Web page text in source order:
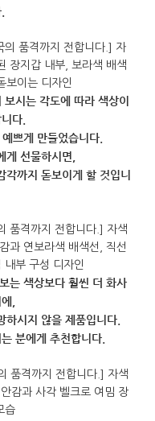
시는 각도에 따라 색상이
다.
쁘게 만들었습니다.
선물하시면,
까지 돋보이게 할 것입니
는 색상보다 훨씬 더 화사
,
시지 않을 제품입니다.
분에게 추천합니다.